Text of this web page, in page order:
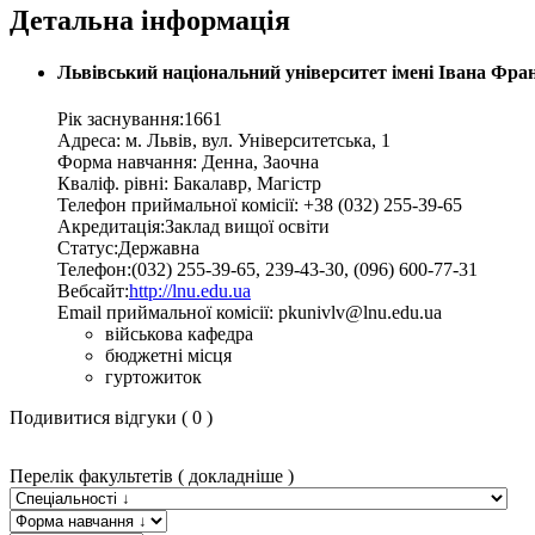
Детальна інформація
Львівський національний університет імені Івана
Рік заснування:1661
Адресa: м. Львів, вул. Університетська, 1
Форма навчання: Денна, Заочна
Кваліф. рівні: Бакалавр, Магістр
Телефон приймальної комісії: +38 (032) 255-39-65
Акредитація:Заклад вищої освіти
Статус:Державна
Телефон:(032) 255-39-65, 239-43-30, (096) 600-77-31
Вебсайт:http://lnu.edu.ua
Email приймальної комісії: pkunivlv@lnu.edu.ua
військова кафедра
бюджетні місця
гуртожиток
Подивитися відгуки ( 0 )
Перелiк факультетiв ( докладніше )